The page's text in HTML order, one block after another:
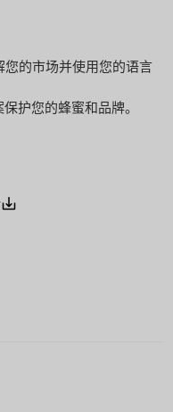
的市场并使用您的语言
护您的蜂蜜和品牌。